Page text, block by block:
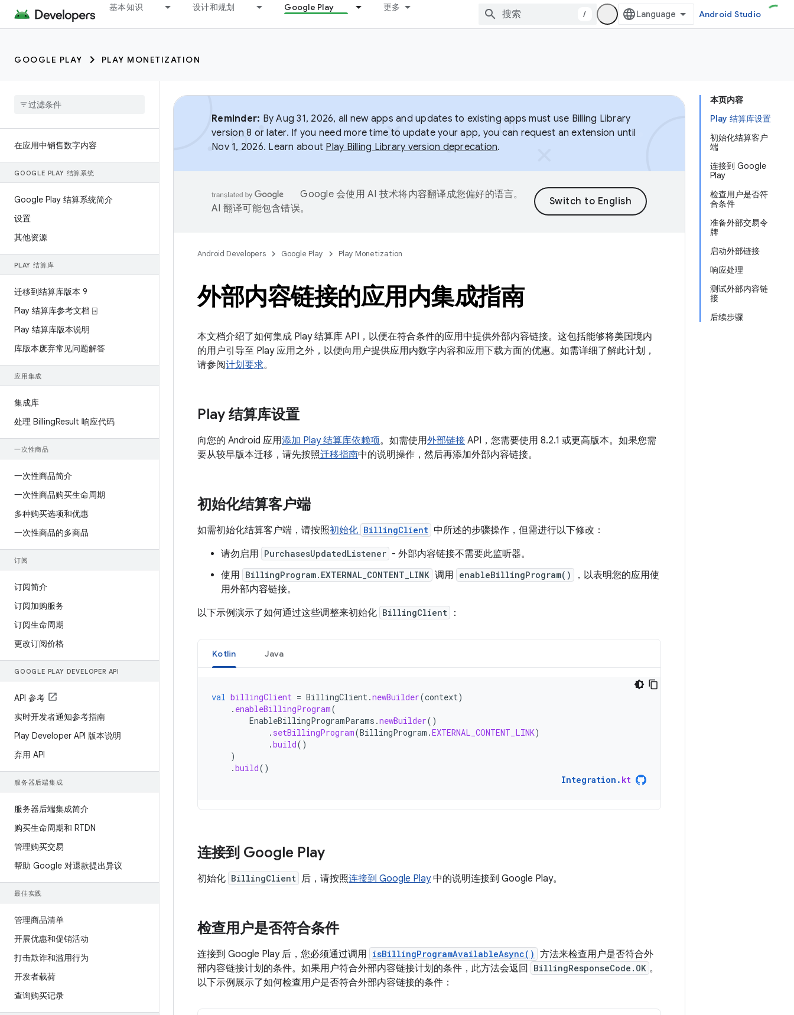
基本知识 设计和规划 Google Play 更多
/ Android Studio
GOOGLE PLAY PLAY MONETIZATION
在应用中销售数字内容
GOOGLE PLAY 结算系统
Google Play 结算系统简介
设置
其他资源
PLAY 结算库
迁移到结算库版本 9
Play 结算库参考文档 ⍈
Play 结算库版本说明
库版本废弃常见问题解答
应用集成
集成库
处理 BillingResult 响应代码
一次性商品
一次性商品简介
一次性商品购买生命周期
多种购买选项和优惠
一次性商品的多商品
订阅
订阅简介
订阅加购服务
订阅生命周期
更改订阅价格
GOOGLE PLAY DEVELOPER API
API 参考
实时开发者通知参考指南
Play Developer API 版本说明
弃用 API
服务器后端集成
服务器后端集成简介
购买生命周期和 RTDN
管理购买交易
帮助 Google 对退款提出异议
最佳实践
管理商品清单
开展优惠和促销活动
打击欺诈和滥用行为
开发者载荷
查询购买记录
本页内容
Play 结算库设置
初始化结算客户
端
连接到 Google
Play
检查用户是否符
合条件
准备外部交易令
牌
启动外部链接
响应处理
测试外部内容链
接
后续步骤
Reminder: By Aug 31, 2026, all new apps and updates to existing apps must use Billing Library
version 8 or later. If you need more time to update your app, you can request an extension until
Nov 1, 2026. Learn about Play Billing Library version deprecation.
Google 会使用 AI 技术将内容翻译成您偏好的语言。
AI 翻译可能包含错误。
Android Developers Google Play Play Monetization
外部内容链接的应用内集成指南
本文档介绍了如何集成 Play 结算库 API，以便在符合条件的应用中提供外部内容链接。这包括能够将美国境内
的用户引导至 Play 应用之外，以便向用户提供应用内数字内容和应用下载方面的优惠。如需详细了解此计划，
请参阅计划要求。
Play 结算库设置
向您的 Android 应用添加 Play 结算库依赖项。如需使用外部链接 API，您需要使用 8.2.1 或更高版本。如果您需
要从较早版本迁移，请先按照迁移指南中的说明操作，然后再添加外部内容链接。
初始化结算客户端
如需初始化结算客户端，请按照初始化 BillingClient 中所述的步骤操作，但需进行以下修改：
请勿启用 PurchasesUpdatedListener - 外部内容链接不需要此监听器。
使用 BillingProgram.EXTERNAL_CONTENT_LINK 调用 enableBillingProgram()
，以表明您的应用使
用外部内容链接。
以下示例演示了如何通过这些调整来初始化 BillingClient ：
Kotlin Java
val billingClient = BillingClient.newBuilder(context)
. enableBillingProgram(
EnableBillingProgramParams .newBuilder()
. setBillingProgram(BillingProgram .EXTERNAL_CONTENT_LINK)
.build()
)
.build()
Integration . kt
连接到 Google Play
初始化 BillingClient 后，请按照连接到 Google Play中的说明连接到 Google Play。
检查用户是否符合条件
连接到 Google Play 后，您必须通过调用 isBillingProgramAvailableAsync() 方法来检查用户是否符合外
部内容链接计划的条件。如果用户符合外部内容链接计划的条件，此方法会返回
BillingResponseCode.OK 。
以下示例展示了如何检查用户是否符合外部内容链接的条件：